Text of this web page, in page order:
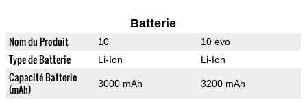
Batterie
Nom du Produit 10 10 evo
Type de Batterie Li-Ion Li-Ion
Capacité Batterie
(mAh)
3000 mAh 3200 mAh